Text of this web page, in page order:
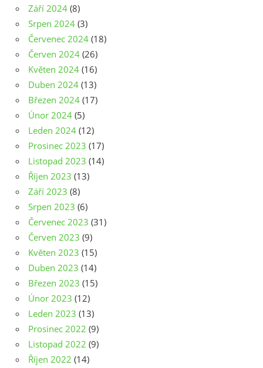
Září 2024 (8)
Srpen 2024 (3)
Červenec 2024 (18)
Červen 2024 (26)
Květen 2024 (16)
Duben 2024 (13)
Březen 2024 (17)
Únor 2024 (5)
Leden 2024 (12)
Prosinec 2023 (17)
Listopad 2023 (14)
Říjen 2023 (13)
Září 2023 (8)
Srpen 2023 (6)
Červenec 2023 (31)
Červen 2023 (9)
Květen 2023 (15)
Duben 2023 (14)
Březen 2023 (15)
Únor 2023 (12)
Leden 2023 (13)
Prosinec 2022 (9)
Listopad 2022 (9)
Říjen 2022 (14)